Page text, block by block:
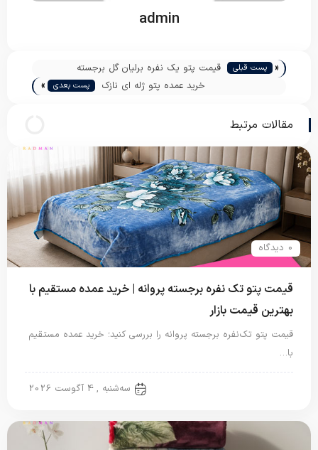
admin
« پست قبلی
قیمت پتو یک نفره برلیان گل برجسته
خرید عمده پتو ژله ای نازک
پست بعدی »
مقالات مرتبط
0 دیدگاه
قیمت پتو تک نفره برجسته پروانه | خرید عمده مستقیم با
بهترین قیمت بازار
قیمت پتو تک‌نفره برجسته پروانه را بررسی کنید؛ خرید عمده مستقیم
با…
سه‌شنبه , 4 آگوست 2026